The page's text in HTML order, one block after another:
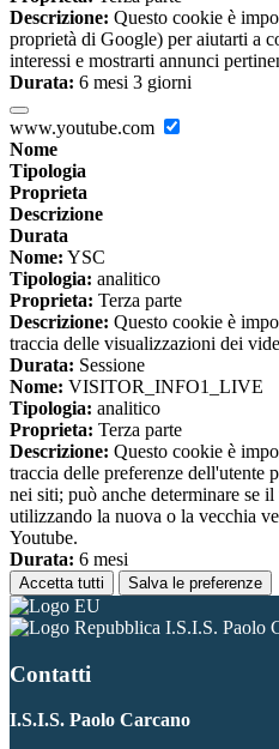
Descrizione: Questo cookie è
proprietà di Google) per aiutarti a
interessi e mostrarti annunci
Durata: 6 mesi 3 giorni
www.youtube.com
Nome
Tipologia
Proprieta
Descrizione
Durata
Nome: YSC
Tipologia: analitico
Proprieta: Terza parte
Descrizione: Questo cookie è
traccia delle visualizzazioni dei
Durata: Sessione
Nome: VISITOR_INFO1_LIVE
Tipologia: analitico
Proprieta: Terza parte
Descrizione: Questo cookie è
traccia delle preferenze dell'utente
nei siti; può anche determinare se
utilizzando la nuova o la vecchia
Youtube.
Durata: 6 mesi
Accetta tutti Salva le preferenze
I.S.I.S. Paolo
Contatti
I.S.I.S. Paolo Carcano